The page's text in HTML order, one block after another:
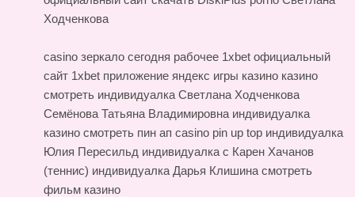
Ходченкова
casino зеркало сегодня рабочее 1xbet официальный
сайт 1xbet приложение яндекс игры казино казино
смотреть индивидуалка Светлана Ходченкова
Семёнова Татьяна Владимировна индивидуалка
казино смотреть пин ап casino pin up top индивидуалка
Юлия Пересильд индивидуалка с Карен Хачанов
(теннис) индивидуалка Дарья Клишина смотреть
фильм казино